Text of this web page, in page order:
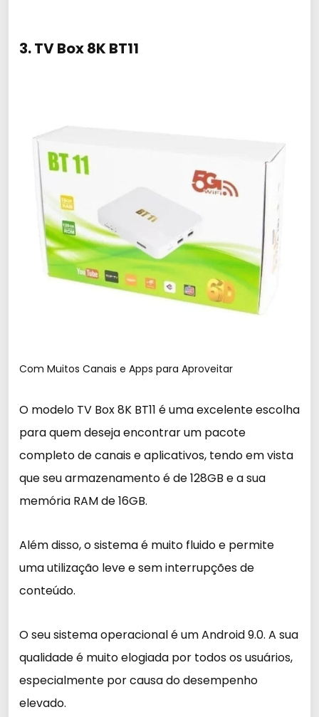
3. TV Box 8K BT11
Com Muitos Canais e Apps para Aproveitar
O modelo TV Box 8K BT11 é uma excelente escolha
para quem deseja encontrar um pacote
completo de canais e aplicativos, tendo em vista
que seu armazenamento é de 128GB e a sua
memória RAM de 16GB.
Além disso, o sistema é muito fluido e permite
uma utilização leve e sem interrupções de
conteúdo.
O seu sistema operacional é um Android 9.0. A sua
qualidade é muito elogiada por todos os usuários,
especialmente por causa do desempenho
elevado.